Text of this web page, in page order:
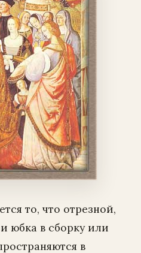
то, что отрезной,
юбка в сборку или
в